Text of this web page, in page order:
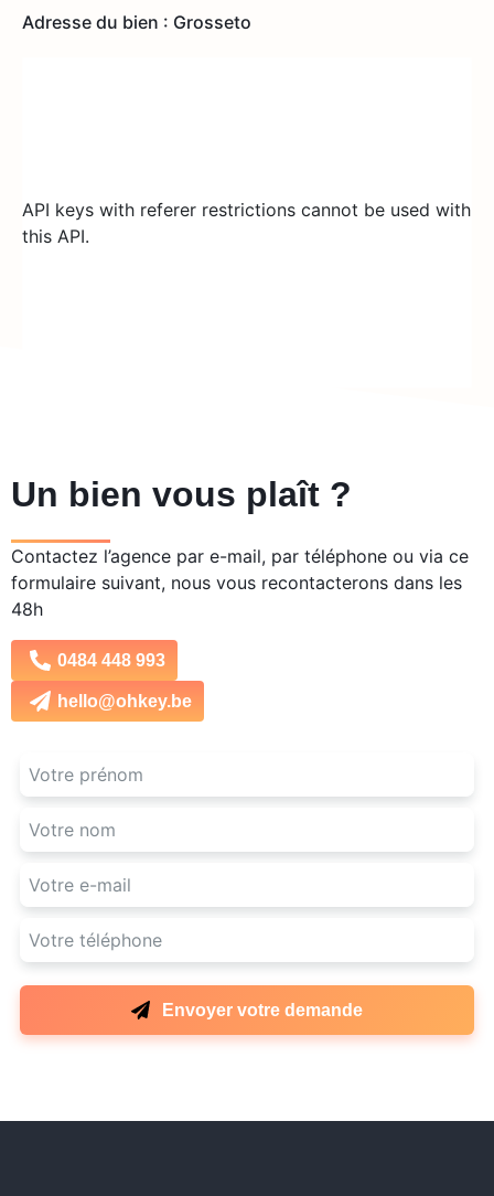
Adresse du bien : Grosseto
API keys with referer restrictions cannot be used with
this API.
Un bien vous plaît ?
Contactez l’agence par e-mail, par téléphone ou via ce
formulaire suivant, nous vous recontacterons dans les
48h
0484 448 993
hello@ohkey.be
Envoyer votre demande